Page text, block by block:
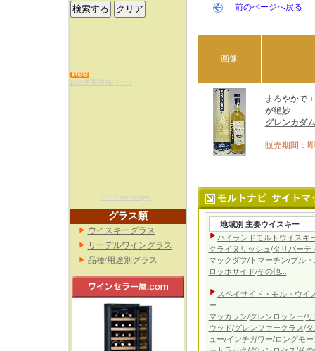
RSS更新通知パーツ
RSS Feed Widget
グラス類
ウイスキーグラス
リーデルワイングラス
品種/用途別グラス
前のページへ戻る
画像
まろやかで
が絶妙
グレンカダ
販売期間：
地域別 主要ウイスキー
ハイランドモルトウイスキ
クライヌリッシュ /タリバーデ
マックダフ/トマーチン/プルト
ロッホサイド/その他...
スペイサイド・モルトウイ
ー
マッカラン/グレンロッシー/リ
ウッド/グレンファークラス/タ
ュー/インチガワー/ロングモー